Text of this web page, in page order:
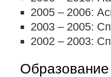
2005 – 2006:
2003 – 2005:
2002 – 2003: